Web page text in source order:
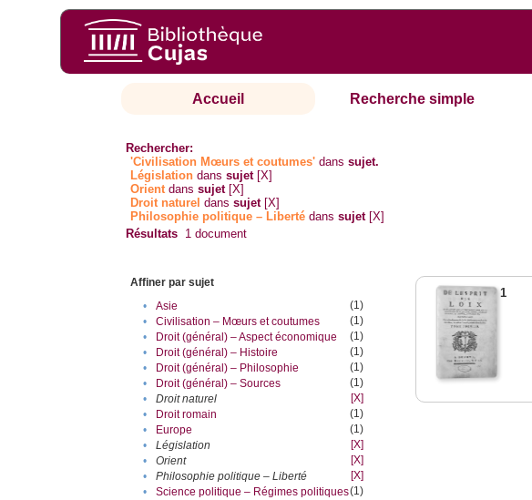
Accueil Recherche simple
Rechercher:
'Civilisation Mœurs et coutumes' danssujet.
Législation danssujet [X]
Orientdanssujet [X]
Droit naturel danssujet [X]
Philosophie politique – Liberté danssujet [X]
Résultats 1 document
Affiner par sujet
•
Asie
(1)
•
Civilisation – Mœurs et coutumes
(1)
•
Droit (général) – Aspect économique
(1)
•
Droit (général) – Histoire
(1)
•
Droit (général) – Philosophie
(1)
•
Droit (général) – Sources
(1)
•
Droit naturel
[X]
•
Droit romain
(1)
•
Europe
(1)
•
Législation
[X]
•
Orient
[X]
•
Philosophie politique – Liberté
[X]
•
Science politique – Régimes politiques(1)
1